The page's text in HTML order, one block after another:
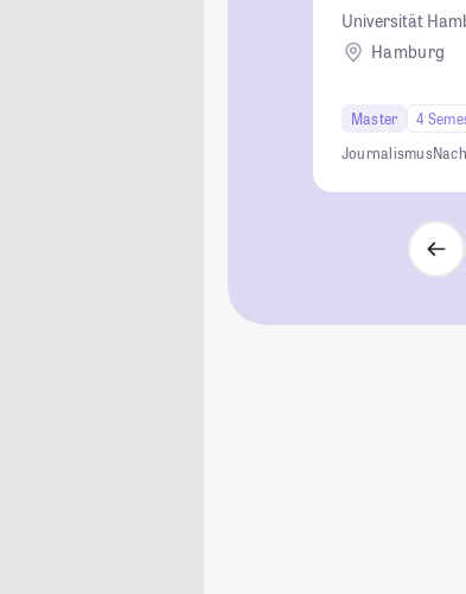
Universität
Hamburg
Master
4
Journalismus